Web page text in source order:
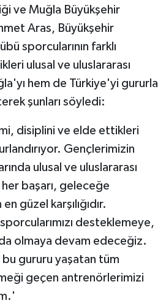
ve Muğla Büyükşehir
Aras, Büyükşehir
sporcularının farklı
ulusal ve uluslararası
hem de Türkiye'yi gururla
şunları söyledi:
disiplini ve elde ettikleri
Gençlerimizin
ulusal ve uluslararası
başarı, geleceğe
en güzel karşılığıdır.
desteklemeye,
olmaya devam edeceğiz.
bu gururu yaşatan tüm
geçen antrenörlerimizi